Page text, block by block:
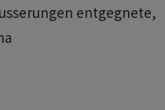
entgegnete,